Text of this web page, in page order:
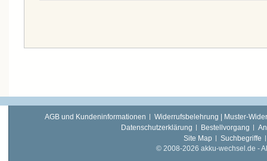
AGB und Kundeninformationen
Widerrufsbelehrung | Muster-
Datenschutzerklärung
Bestellvorgang
Site Map
Suchbegriffe
© 2008-2026 akku-wechsel.de -